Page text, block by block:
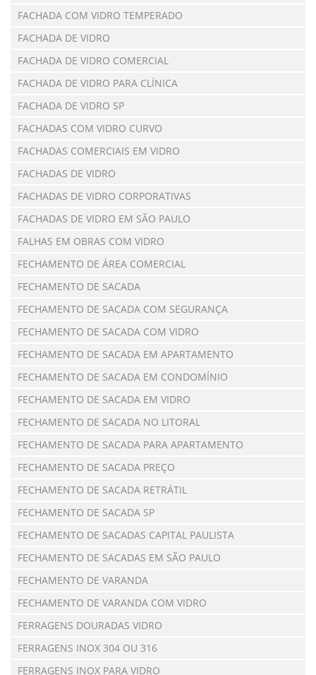
FACHADA COM VIDRO TEMPERADO
FACHADA DE VIDRO
FACHADA DE VIDRO COMERCIAL
FACHADA DE VIDRO PARA CLÍNICA
FACHADA DE VIDRO SP
FACHADAS COM VIDRO CURVO
FACHADAS COMERCIAIS EM VIDRO
FACHADAS DE VIDRO
FACHADAS DE VIDRO CORPORATIVAS
FACHADAS DE VIDRO EM SÃO PAULO
FALHAS EM OBRAS COM VIDRO
FECHAMENTO DE ÁREA COMERCIAL
FECHAMENTO DE SACADA
FECHAMENTO DE SACADA COM SEGURANÇA
FECHAMENTO DE SACADA COM VIDRO
FECHAMENTO DE SACADA EM APARTAMENTO
FECHAMENTO DE SACADA EM CONDOMÍNIO
FECHAMENTO DE SACADA EM VIDRO
FECHAMENTO DE SACADA NO LITORAL
FECHAMENTO DE SACADA PARA APARTAMENTO
FECHAMENTO DE SACADA PREÇO
FECHAMENTO DE SACADA RETRÁTIL
FECHAMENTO DE SACADA SP
FECHAMENTO DE SACADAS CAPITAL PAULISTA
FECHAMENTO DE SACADAS EM SÃO PAULO
FECHAMENTO DE VARANDA
FECHAMENTO DE VARANDA COM VIDRO
FERRAGENS DOURADAS VIDRO
FERRAGENS INOX 304 OU 316
FERRAGENS INOX PARA VIDRO